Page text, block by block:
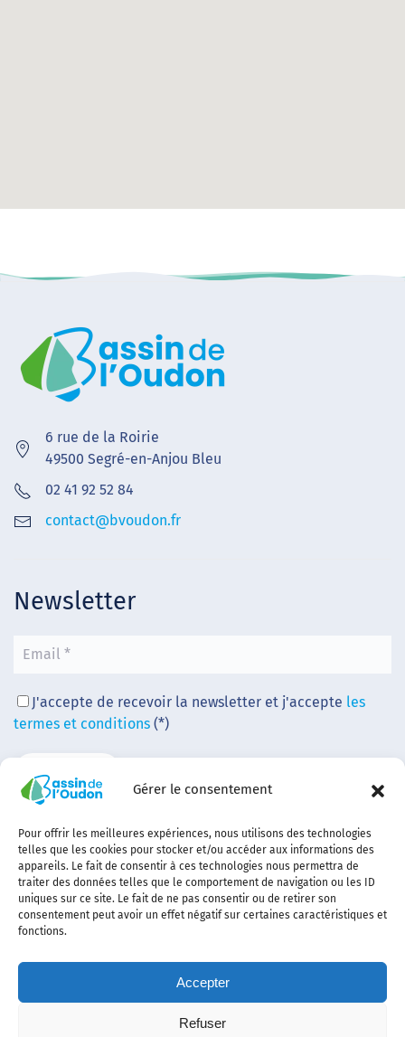
Gérer le consentement
Pour offrir les meilleures expériences, nous utilisons des technologies
telles que les cookies pour stocker et/ou accéder aux informations des
appareils. Le fait de consentir à ces technologies nous permettra de
traiter des données telles que le comportement de navigation ou les ID
uniques sur ce site. Le fait de ne pas consentir ou de retirer son
consentement peut avoir un effet négatif sur certaines caractéristiques et
fonctions.
Accepter
Refuser
6 rue de la Roirie
49500 Segré-en-Anjou Bleu
02 41 92 52 84
contact@bvoudon.fr
Newsletter
J'accepte de recevoir la newsletter et j'accepte les
termes et conditions (*)